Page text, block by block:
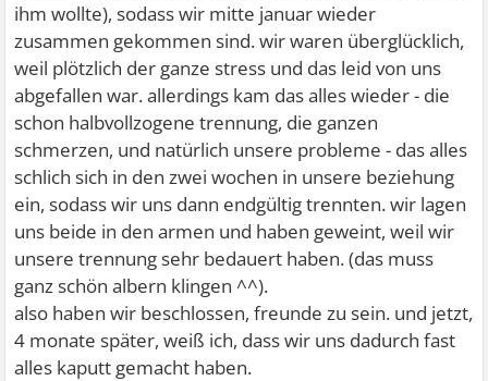
ihm wollte), sodass wir mitte januar wieder
zusammen gekommen sind. wir waren überglücklich,
weil plötzlich der ganze stress und das leid von uns
abgefallen war. allerdings kam das alles wieder - die
schon halbvollzogene trennung, die ganzen
schmerzen, und natürlich unsere probleme - das alles
schlich sich in den zwei wochen in unsere beziehung
ein, sodass wir uns dann endgültig trennten. wir lagen
uns beide in den armen und haben geweint, weil wir
unsere trennung sehr bedauert haben. (das muss
ganz schön albern klingen ^^).
also haben wir beschlossen, freunde zu sein. und jetzt,
4 monate später, weiß ich, dass wir uns dadurch fast
alles kaputt gemacht haben.